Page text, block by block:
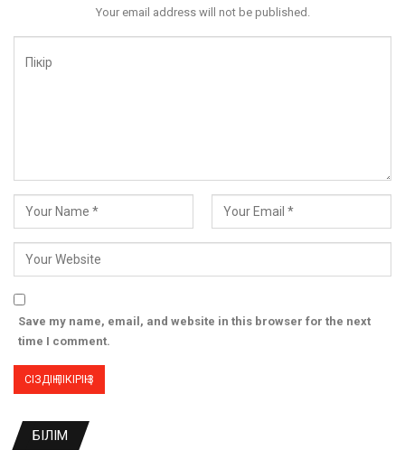
Your email address will not be published.
Save my name, email, and website in this browser for the next
time I comment.
БІЛІМ